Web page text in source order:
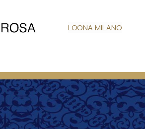
LOONA MILANO